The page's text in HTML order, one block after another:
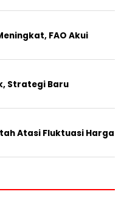
FAO Akui
Strategi Baru
Atasi Fluktuasi Harga